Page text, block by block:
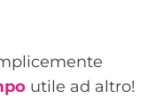
utile ad altro!